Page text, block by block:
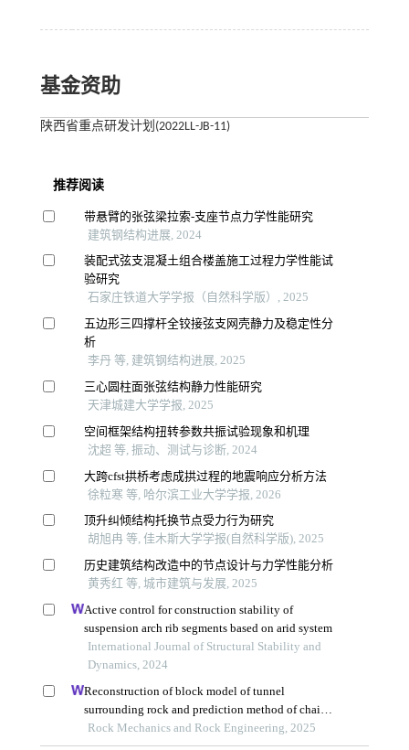
基金资助
陕西省重点研发计划(2022LL-JB-11)